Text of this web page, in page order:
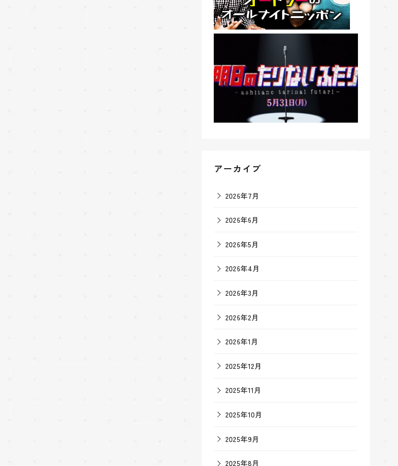
アーカイブ
2026年7月
2026年6月
2026年5月
2026年4月
2026年3月
2026年2月
2026年1月
2025年12月
2025年11月
2025年10月
2025年9月
2025年8月